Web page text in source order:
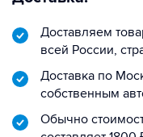
Доставляем
всей России,
Доставка по
собственным
Обычно